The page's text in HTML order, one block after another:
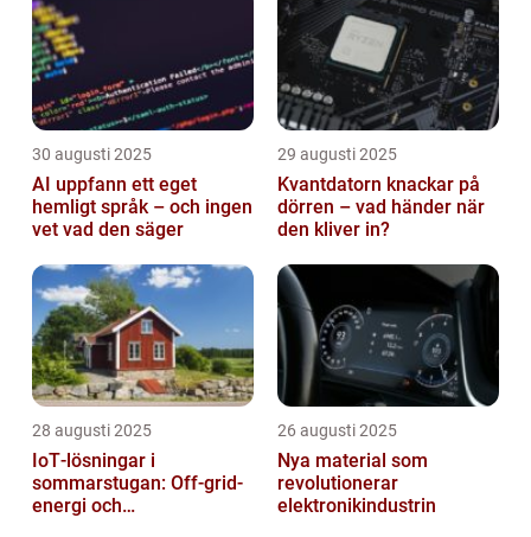
30 augusti 2025
AI uppfann ett eget
hemligt språk – och ingen
vet vad den säger
29 augusti 2025
Kvantdatorn knackar på
dörren – vad händer när
den kliver in?
28 augusti 2025
IoT‑lösningar i
sommarstugan: Off‑grid-
energi och
26 augusti 2025
Nya material som
revolutionerar
elektronikindustrin